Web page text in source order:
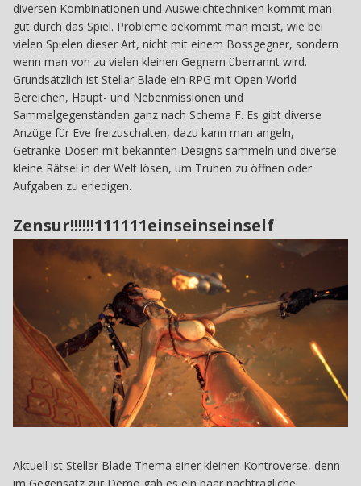
diversen Kombinationen und Ausweichtechniken kommt man
gut durch das Spiel. Probleme bekommt man meist, wie bei
vielen Spielen dieser Art, nicht mit einem Bossgegner, sondern
wenn man von zu vielen kleinen Gegnern überrannt wird.
Grundsätzlich ist Stellar Blade ein RPG mit Open World
Bereichen, Haupt- und Nebenmissionen und
Sammelgegenständen ganz nach Schema F. Es gibt diverse
Anzüge für Eve freizuschalten, dazu kann man angeln,
Getränke-Dosen mit bekannten Designs sammeln und diverse
kleine Rätsel in der Welt lösen, um Truhen zu öffnen oder
Aufgaben zu erledigen.
Zensur!!!!!!111111einseinseinself
Aktuell ist Stellar Blade Thema einer kleinen Kontroverse, denn